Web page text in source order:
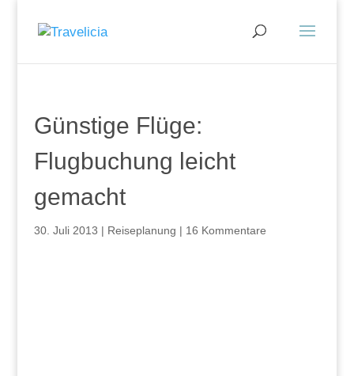
Günstige Flüge:
Flugbuchung leicht
gemacht
30. Juli 2013 | Reiseplanung | 16 Kommentare